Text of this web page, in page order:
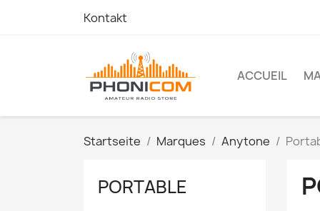
Kontakt
ACCUEIL
Startseite Marques Anytone
PORTABLE